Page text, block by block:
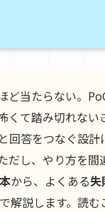
当たらない。
て踏み切れない
答をつなぐ設計
だし、やり方を間
から、よくある失
説します。読む